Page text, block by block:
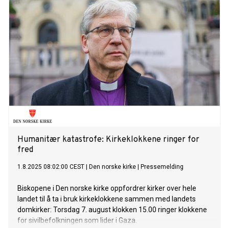
Humanitær katastrofe: Kirkeklokkene ringer for
fred
1.8.2025 08:02:00 CEST Den norske kirke Pressemelding
Biskopene i Den norske kirke oppfordrer kirker over hele
landet til å ta i bruk kirkeklokkene sammen med landets
domkirker: Torsdag 7. august klokken 15.00 ringer klokkene
for sivilbefolkningen som lider i Gaza.